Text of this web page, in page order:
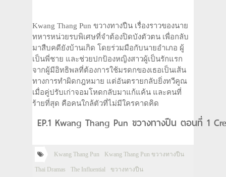
Kwang Thang Pun ขวางทางปืน เรื่องราวของนาย
ทหารหน่วยรบพิเศษที่จำต้องปิดบังตัวตน เพื่อกลับ
มาสืบคดียังบ้านเกิด โดยร่วมมือกับนายอำเภอ ผู้
เป็นพี่ชาย และช่วยปกป้องหญิงสาวผู้เป็นรักแรก
จากผู้มีอิทธิพลที่ต้องการใช้มรดกของเธอเป็นเส้น
ทางการทำผิดกฎหมาย แต่อันตรายกลับยิ่งทวีคูณ
เมื่อคู่ปรับเก่าจอมโหดกลับมาแก้แค้น และคนที่
ร้ายที่สุด คือคนใกล้ตัวที่ไม่มีใครคาดคิด
EP.1 Kwang Thang Pun ขวางทางปืน ตอนที่ 1
Kwang Thang Pun Kwang Thang Pun ขวางทางปืน
Thai Dramas The Influential ขวางทางปืน